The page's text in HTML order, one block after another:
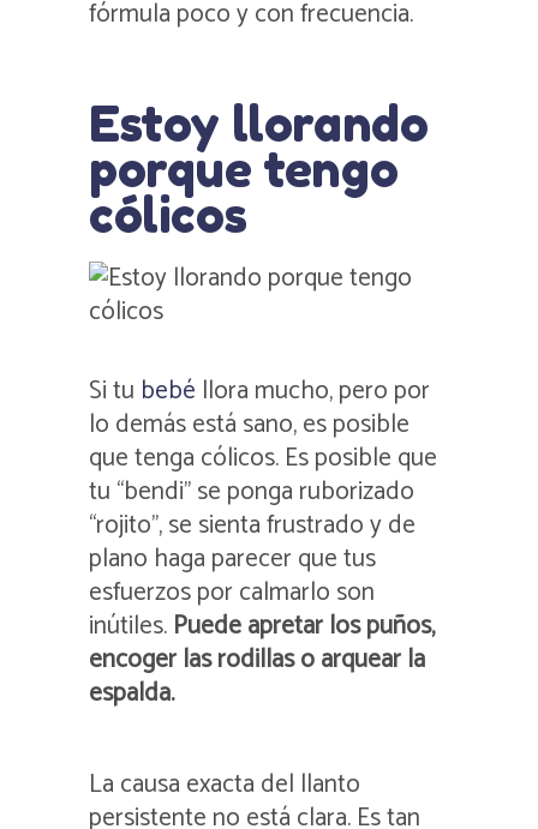
fórmula poco y con frecuencia.
Estoy llorando
porque tengo
cólicos
Si tu bebé llora mucho, pero por
lo demás está sano, es posible
que tenga cólicos. Es posible que
tu “bendi” se ponga ruborizado
“rojito”, se sienta frustrado y de
plano haga parecer que tus
esfuerzos por calmarlo son
inútiles. Puede apretar los puños,
encoger las rodillas o arquear la
espalda.
La causa exacta del llanto
persistente no está clara. Es tan